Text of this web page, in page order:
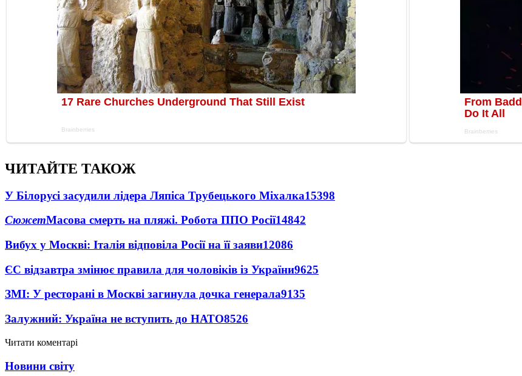
ЧИТАЙТЕ ТАКОЖ
У Білорусі засудили лідера Ляпіса Трубецького Міхалка15398
СюжетМасова смерть на пляжі. Робота ППО Росії14842
Вибух у Москві: Італія відповіла Росії на її заяви12086
ЄС відзавтра змінює правила для чоловіків із України9625
ЗМІ: У ресторані в Москві загинула дочка генерала9135
Залужний: Україна не вступить до НАТО8526
Читати коментарі
Новини світу